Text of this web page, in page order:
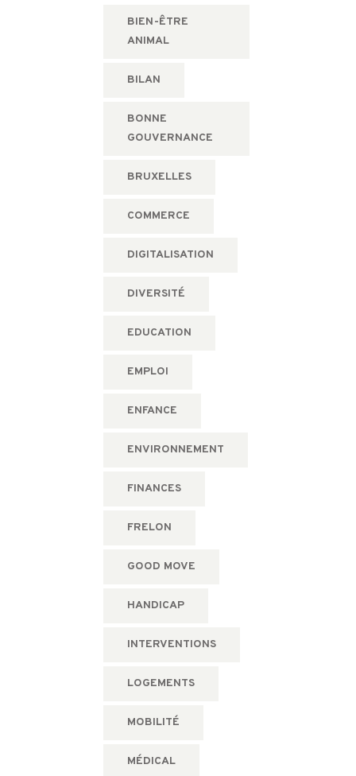
BIEN-ÊTRE
ANIMAL
BILAN
BONNE
GOUVERNANCE
BRUXELLES
COMMERCE
DIGITALISATION
DIVERSITÉ
EDUCATION
EMPLOI
ENFANCE
ENVIRONNEMENT
FINANCES
FRELON
GOOD MOVE
HANDICAP
INTERVENTIONS
LOGEMENTS
MOBILITÉ
MÉDICAL